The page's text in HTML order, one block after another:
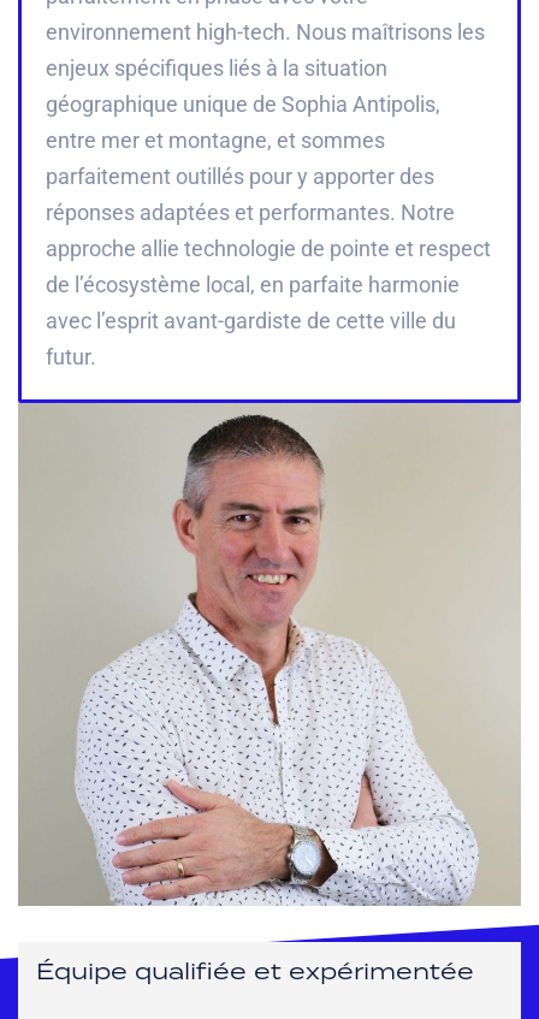
environnement high-tech. Nous maîtrisons les
enjeux spécifiques liés à la situation
géographique unique de Sophia Antipolis,
entre mer et montagne, et sommes
parfaitement outillés pour y apporter des
réponses adaptées et performantes. Notre
approche allie technologie de pointe et respect
de l’écosystème local, en parfaite harmonie
avec l’esprit avant-gardiste de cette ville du
futur.
Équipe qualifiée et expérimentée